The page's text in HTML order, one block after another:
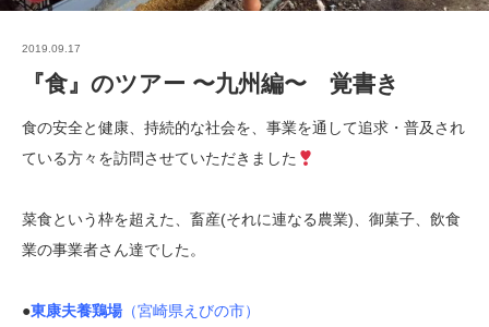
2019.09.17
『食』のツアー 〜九州編〜 覚書き
食の安全と健康、持続的な社会を、事業を通して追求・普及され
ている方々を訪問させていただきました
菜食という枠を超えた、畜産(それに連なる農業)、御菓子、飲食
業の事業者さん達でした。
●東康夫養鶏場（宮崎県えびの市）